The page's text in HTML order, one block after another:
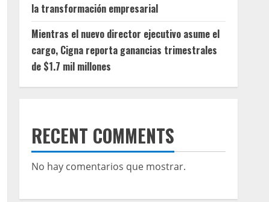
la transformación empresarial
Mientras el nuevo director ejecutivo asume el
cargo, Cigna reporta ganancias trimestrales
de $1.7 mil millones
RECENT COMMENTS
No hay comentarios que mostrar.